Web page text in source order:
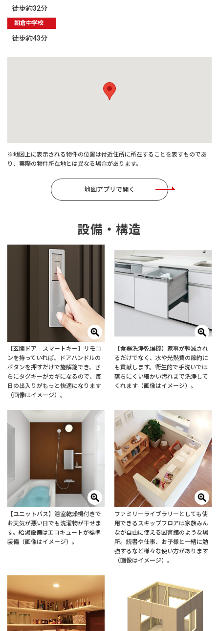
徒歩約32分
朝倉中学校
徒歩約43分
※地図上に表示される物件の位置は付近住所に所在することを表すものであ
り、実際の物件所在地とは異なる場合があります。
地図アプリで開く
設備・構造
【玄関ドア スマートキー】リモコ
ンを持っていれば、ドアハンドルの
ボタンを押すだけで施解錠でき、さ
らにタグキーがカギになるので、毎
日の出入りがもっと快適になります
（画像はイメージ）。
【食器洗浄乾燥機】家事が軽減され
るだけでなく、水や光熱費の節約に
も貢献します。衛生的で手洗いでは
落ちにくい細かい汚れまで洗浄して
くれます（画像はイメージ）。
【ユニットバス】浴室乾燥機付きで
お天気が悪い日でも洗濯物が干せま
す。給湯設備はエコキュートが標準
装備（画像はイメージ）。
ファミリーライブラリーとしても使
用できるスキップフロアは家族みん
なが自由に使える図書館のような場
所。読書や仕事、お子様と一緒に勉
強するなど様々な使い方があります
（画像はイメージ）。